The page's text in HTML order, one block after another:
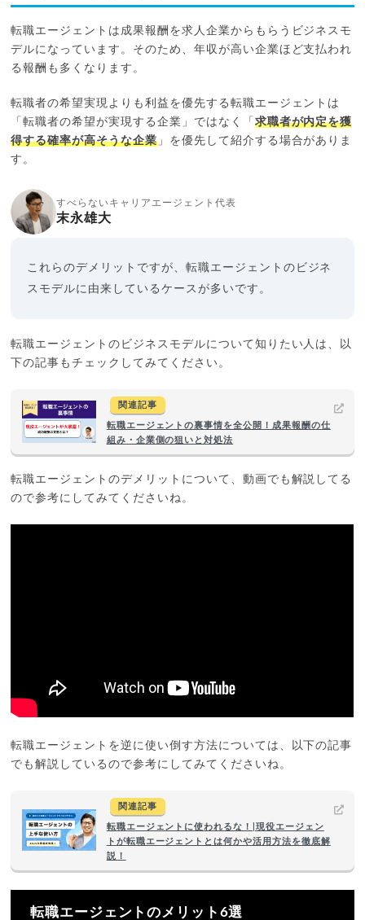
転職エージェントは成果報酬を求人企業からもらうビジネスモ
デルになっています。そのため、年収が高い企業ほど支払われ
る報酬も多くなります。
転職者の希望実現よりも利益を優先する転職エージェントは
「転職者の希望が実現する企業」ではなく「 求職者が内定を獲
得する確率が高そうな企業」を優先して紹介する場合がありま
す。
すべらないキャリアエージェント代表
末永雄大
これらのデメリットですが、転職エージェントのビジネ
スモデルに由来しているケースが多いです。
転職エージェントのビジネスモデルについて知りたい人は、以
下の記事もチェックしてみてください。
関連記事
転職エージェントの裏事情を全公開！成果報酬の仕
組み・企業側の狙いと対処法
転職エージェントのデメリットについて、動画でも解説してる
ので参考にしてみてくださいね。
転職エージェントを逆に使い倒す方法については、以下の記事
でも解説しているので参考にしてみてくださいね。
関連記事
転職エージェントに使われるな！|現役エージェン
トが転職エージェントとは何かや活用方法を徹底解
説！
転職エージェントのメリット6選